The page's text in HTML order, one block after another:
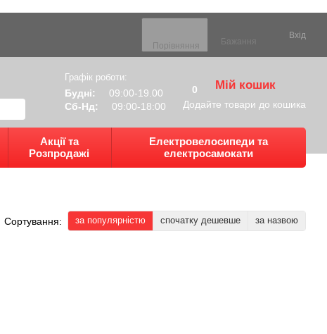
Порівняння
Бажання
Вхід
Графік роботи:
Будні:
09:00-19.00
Сб-Нд:
09:00-18:00
0 Мій кошик
Додайте товари до кошика
Акції та
Розпродажі
Електровелосипеди та
електросамокати
Сортування: за популярністю спочатку дешевше за назвою